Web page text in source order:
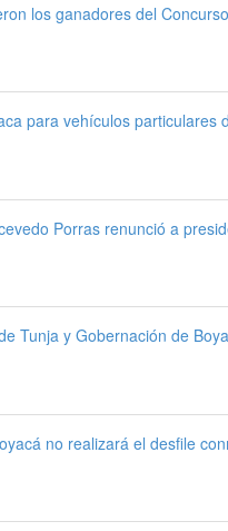
los ganadores del
para vehículos particulares
Porras renunció a
Tunja y Gobernación de
no realizará el desfile